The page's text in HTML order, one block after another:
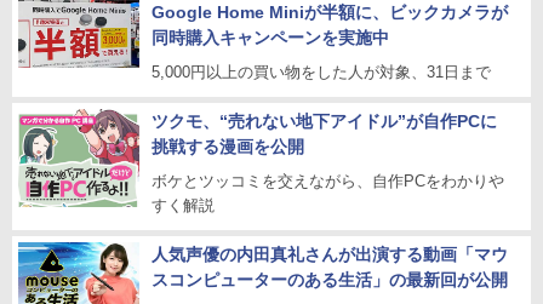
Google Home Miniが半額に、ビックカメラが
同時購入キャンペーンを実施中
5,000円以上の買い物をした人が対象、31日まで
ツクモ、“売れない地下アイドル”が自作PCに
挑戦する漫画を公開
ボケとツッコミを交えながら、自作PCをわかりや
すく解説
人気声優の内田真礼さんが出演する動画「マウ
スコンピューターのある生活」の最新回が公開